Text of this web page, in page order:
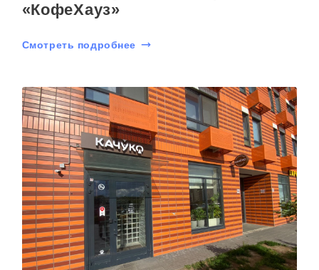
«КофеХауз»
Смотреть подробнее